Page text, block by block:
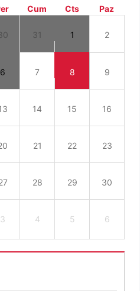
Cum Cts Paz
31 1 2
6 7 8 9
14 15 16
21 22 23
28 29 30
3 4 5 6